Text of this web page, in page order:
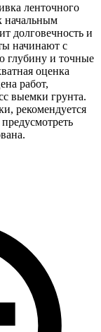
ленточного
начальным
долговечность и
начинают с
глубину и точные
оценка
работ,
выемки грунта.
рекомендуется